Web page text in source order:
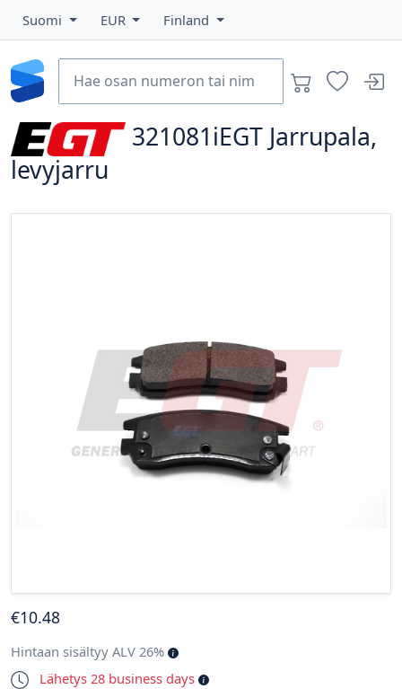
Suomi EUR Finland
321081iEGT Jarrupala,
levyjarru
€10.48
Hintaan sisältyy ALV 26%
Lähetys 28 business days